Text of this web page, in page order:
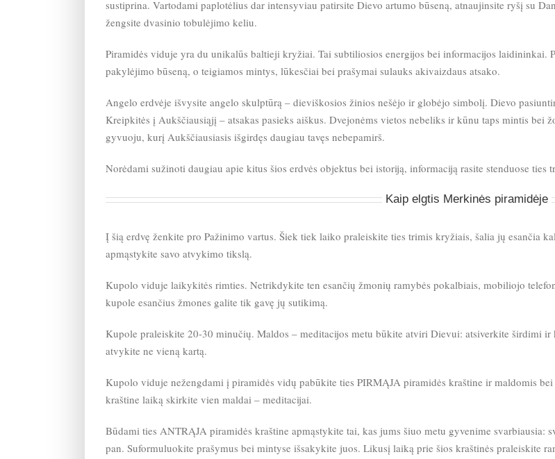
sustiprina. Vartodami paplotėlius dar intensyviau patirsite Dievo artumo būseną, atnaujinsite ryšį su
žengsite dvasinio tobulėjimo keliu.
Piramidės viduje yra du unikalūs baltieji kryžiai. Tai subtiliosios energijos bei informacijos laidininkai.
pakylėjimo būseną, o teigiamos mintys, lūkesčiai bei prašymai sulauks akivaizdaus atsako.
Angelo erdvėje išvysite angelo skulptūrą – dieviškosios žinios nešėjo ir globėjo simbolį. Dievo
Kreipkitės į Aukščiausiąjį – atsakas pasieks aiškus. Dvejonėms vietos nebeliks ir kūnu taps mintis bei
gyvuoju, kurį Aukščiausiasis išgirdęs daugiau tavęs nebepamirš.
Norėdami sužinoti daugiau apie kitus šios erdvės objektus bei istoriją, informaciją rasite stenduose
Kaip elgtis Merkinės piramidėje
Į šią erdvę ženkite pro Pažinimo vartus. Šiek tiek laiko praleiskite ties trimis kryžiais, šalia jų esančia
apmąstykite savo atvykimo tikslą.
Kupolo viduje laikykitės rimties. Netrikdykite ten esančių žmonių ramybės pokalbiais, mobiliojo
kupole esančius žmones galite tik gavę jų sutikimą.
Kupole praleiskite 20-30 minučių. Maldos – meditacijos metu būkite atviri Dievui: atsiverkite širdimi
atvykite ne vieną kartą.
Kupolo viduje nežengdami į piramidės vidų pabūkite ties PIRMĄJA piramidės kraštine ir maldomis
kraštine laiką skirkite vien maldai – meditacijai.
Būdami ties ANTRĄJA piramidės kraštine apmąstykite tai, kas jums šiuo metu gyvenime svarbiausia:
pan. Suformuluokite prašymus bei mintyse išsakykite juos. Likusį laiką prie šios kraštinės praleiskite